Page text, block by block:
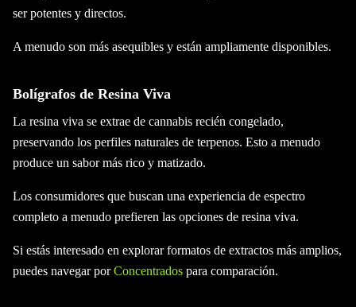
ser potentes y directos.
A menudo son más asequibles y están ampliamente disponibles.
Bolígrafos de Resina Viva
La resina viva se extrae de cannabis recién congelado,
preservando los perfiles naturales de terpenos. Esto a menudo
produce un sabor más rico y matizado.
Los consumidores que buscan una experiencia de espectro
completo a menudo prefieren las opciones de resina viva.
Si estás interesado en explorar formatos de extractos más amplios,
puedes navegar porConcentrados para comparación.